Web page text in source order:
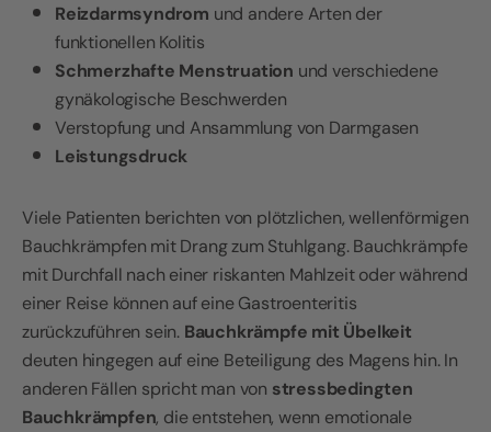
Reizdarmsyndrom und andere Arten der
funktionellen Kolitis
Schmerzhafte Menstruation und verschiedene
gynäkologische Beschwerden
Verstopfung und Ansammlung von Darmgasen
Leistungsdruck
Viele Patienten berichten von plötzlichen, wellenförmigen
Bauchkrämpfen mit Drang zum Stuhlgang. Bauchkrämpfe
mit Durchfall nach einer riskanten Mahlzeit oder während
einer Reise können auf eine Gastroenteritis
zurückzuführen sein. Bauchkrämpfe mit Übelkeit
deuten hingegen auf eine Beteiligung des Magens hin. In
anderen Fällen spricht man von stressbedingten
Bauchkrämpfen, die entstehen, wenn emotionale